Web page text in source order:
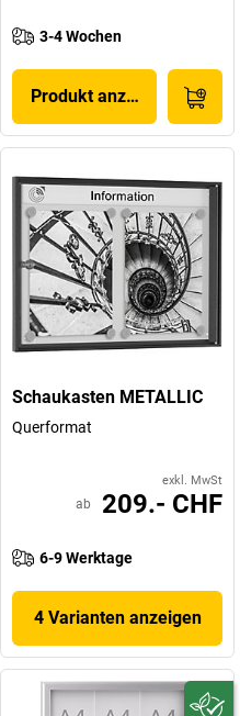
3-4 Wochen
Produkt anzeigen
Schaukasten METALLIC
Querformat
exkl. MwSt
ab 209.- CHF
6-9 Werktage
4 Varianten anzeigen